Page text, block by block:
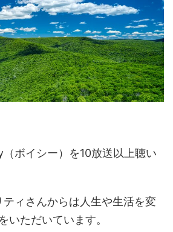
ボイシー）を10放送以上聴い
ィさんからは人生や生活を変
いただいています。